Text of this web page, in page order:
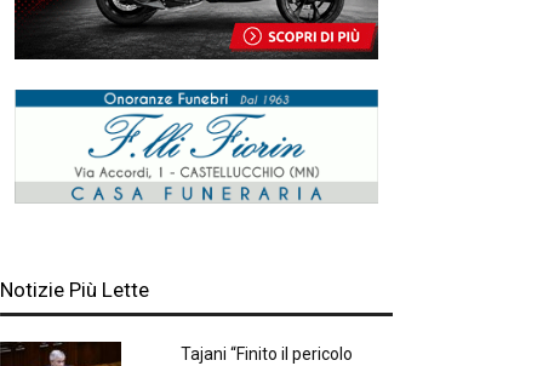
Notizie Più Lette
Tajani “Finito il pericolo